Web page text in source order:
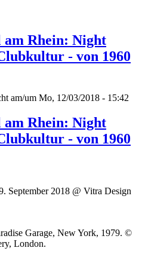
am Rhein: Night
- von 1960
am/um Mo, 12/03/2018 - 15:42
am Rhein: Night
- von 1960
September 2018 @ Vitra Design
Garage, New York, 1979. ©
London.